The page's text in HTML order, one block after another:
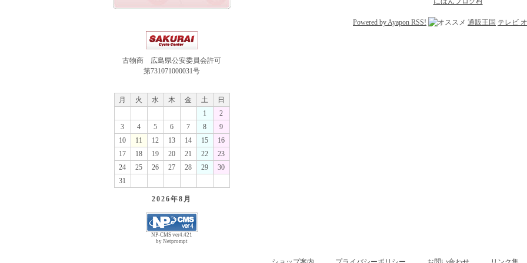
古物商 広島県公安委員会許可
第731071000031号
月 火 水 木 金 土
日
1
2
3
4 5 6 7 8
9
10
11 12 13 14 15
16
17
18 19 20 21 22
23
24
25 26 27 28 29
30
31
2026年8月
NP-CMS ver4.421
by Netprompt
Powered by Ayapon RSS! 通販王国 テレビ